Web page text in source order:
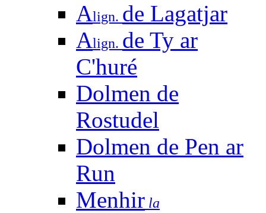
Align. de Lagatjar
Align. de Ty ar
C'huré
Dolmen de
Rostudel
Dolmen de Pen ar
Run
Menhir la